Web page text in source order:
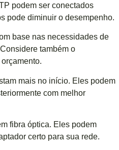
podem ser conectados
pode diminuir o desempenho.
base nas necessidades de
também o
mais no início. Eles podem
com melhor
fibra óptica. Eles podem
certo para sua rede.